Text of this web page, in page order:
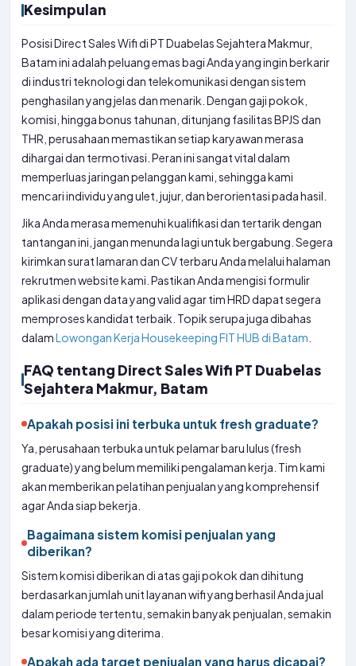
Kesimpulan
Posisi Direct Sales Wifi di PT Duabelas Sejahtera Makmur,
Batam ini adalah peluang emas bagi Anda yang ingin berkarir
di industri teknologi dan telekomunikasi dengan sistem
penghasilan yang jelas dan menarik. Dengan gaji pokok,
komisi, hingga bonus tahunan, ditunjang fasilitas BPJS dan
THR, perusahaan memastikan setiap karyawan merasa
dihargai dan termotivasi. Peran ini sangat vital dalam
memperluas jaringan pelanggan kami, sehingga kami
mencari individu yang ulet, jujur, dan berorientasi pada hasil.
Jika Anda merasa memenuhi kualifikasi dan tertarik dengan
tantangan ini, jangan menunda lagi untuk bergabung. Segera
kirimkan surat lamaran dan CV terbaru Anda melalui halaman
rekrutmen website kami. Pastikan Anda mengisi formulir
aplikasi dengan data yang valid agar tim HRD dapat segera
memproses kandidat terbaik. Topik serupa juga dibahas
dalamLowongan Kerja Housekeeping FIT HUB di Batam
FAQ tentang Direct Sales Wifi PT Duabelas
Sejahtera Makmur, Batam
Apakah posisi ini terbuka untuk fresh graduate?
Ya, perusahaan terbuka untuk pelamar baru lulus (fresh
graduate) yang belum memiliki pengalaman kerja. Tim kami
akan memberikan pelatihan penjualan yang komprehensif
agar Anda siap bekerja.
Bagaimana sistem komisi penjualan yang
diberikan?
Sistem komisi diberikan di atas gaji pokok dan dihitung
berdasarkan jumlah unit layanan wifi yang berhasil Anda jual
dalam periode tertentu, semakin banyak penjualan, semakin
besar komisi yang diterima.
Apakah ada target penjualan yang harus dicapai?